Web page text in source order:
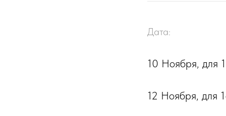
Дата:
10 Ноября, для
12 Ноября, для